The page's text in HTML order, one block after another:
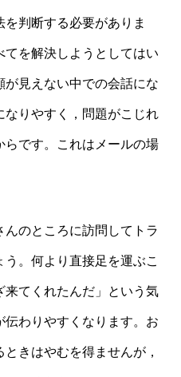
判断する必要がありま
を解決しようとしてはい
見えない中での会話にな
なりやすく，問題がこじれ
です。これはメールの場
のところに訪問してトラ
。何より直接足を運ぶこ
来てくれたんだ」という気
わりやすくなります。お
きはやむを得ませんが，